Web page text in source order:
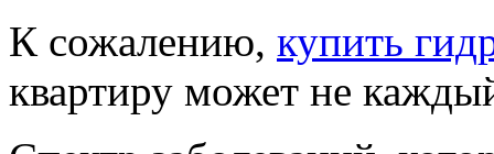
К сожалению, купить
квартиру может не